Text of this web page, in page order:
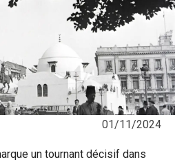
01/11/2024
un tournant décisif dans